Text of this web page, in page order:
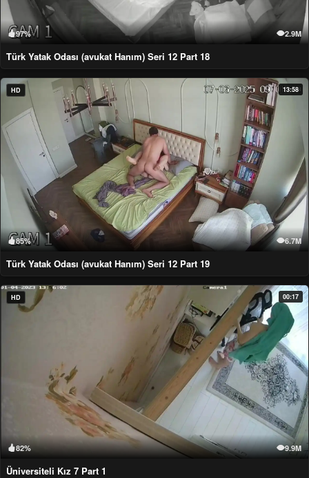
97% 2.9M
Türk Yatak Odası (avukat Hanım) Seri 12 Part 18
HD 13:58
85% 6.7M
Türk Yatak Odası (avukat Hanım) Seri 12 Part 19
HD 00:17
82% 9.9M
Üniversiteli Kız 7 Part 1